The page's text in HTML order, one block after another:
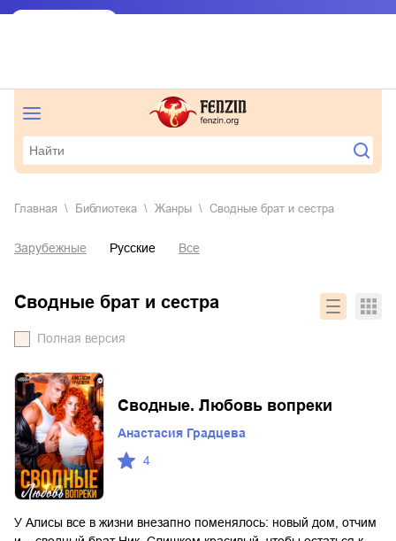
Главная Библиотека Жанры сводные брат и сестра
Зарубежные Русские Все
сводные брат и сестра
Полная версия
Сводные. Любовь вопреки
Анастасия Градцева
4
У Алисы все в жизни внезапно поменялось: новый дом, отчим